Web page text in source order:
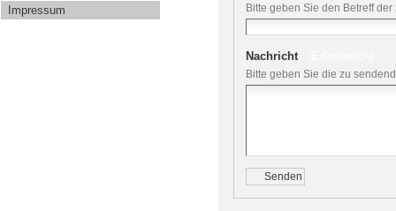
Impressum
Bitte geben Sie den Betreff
Nachricht
Bitte geben Sie die zu